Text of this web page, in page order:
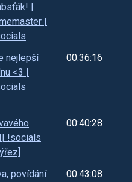
|
|
nejlepší
<3 |
00:36:16
!socials
00:40:28
povídání
00:43:08